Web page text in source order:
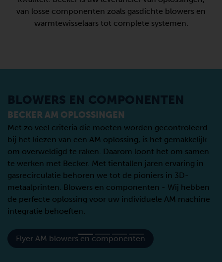
van losse componenten zoals gasdichte blowers en
warmtewisselaars tot complete systemen.
BLOWERS EN COMPONENTEN
BECKER AM OPLOSSINGEN
Met zo veel criteria die moeten worden gecontroleerd
bij het kiezen van een AM oplossing, is het gemakkelijk
om overweldigd te raken. Daarom loont het om samen
te werken met Becker. Met tientallen jaren ervaring in
gasrecirculatie behoren we tot de pioniers in 3D-
metaalprinten. Blowers en componenten - Wij hebben
de perfecte oplossing voor uw individuele AM machine
integratie behoeften.
Flyer AM blowers en componenten
met variabele snelheid
en pneumatisch
inerte omstandigheden.
SV
GASDICHTE
Gasdichte VASF2
snelheid voor inert
Meer informatie